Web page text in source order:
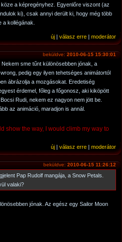
a képregényhez. Egyenlőre viszont (az
ki), csak annyi derült ki, hogy még több
kollégának.
új | válasz erre | moderátor
beküldve: 2010-06-15 15:30:01
sme tűnt különösebben jónak, a
pedig egy ilyen tehetséges animátortól
ábrázolja a mozgásokat. Eredetiség
érdemel, főleg a főgonosz, aki kiköpött
Rudi, nekem ez nagyon nem jött be.
az animáció, maradjon is annál.
show the way, I would climb my way to
új | válasz erre | moderátor
beküldve: 2010-06-15 11:26:12
Pap Rudolf mangája, a Snow Petals.
valaki?
jónak. Az egész egy Sailor Moon